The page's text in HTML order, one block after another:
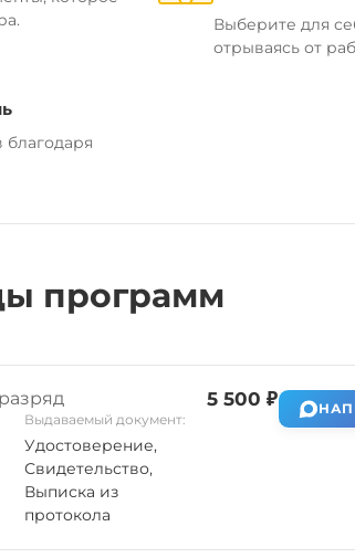
Выберите для
отрываясь от
благодаря
программ
Выдаваемый документ:
Удостоверение,
Свидетельство,
Выписка из
протокола
5 500 ₽